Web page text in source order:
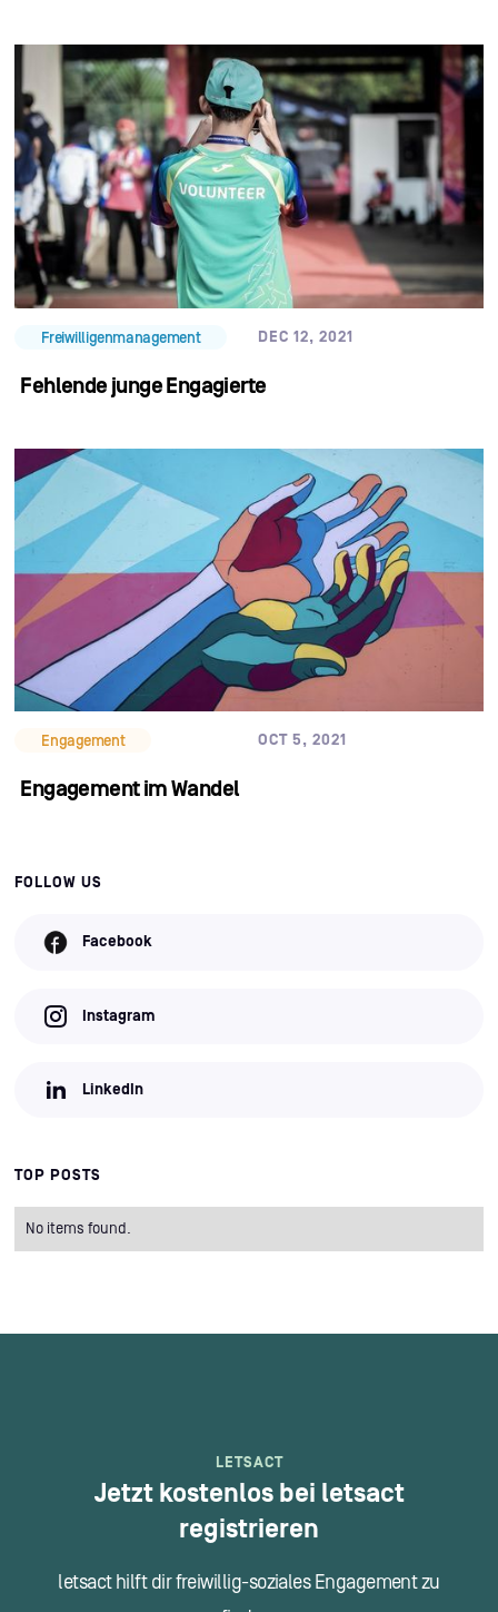
Freiwilligenmanagement DEC 12, 2021
Fehlende junge Engagierte
Engagement OCT 5, 2021
Engagement im Wandel
FOLLOW US
Facebook
Instagram
LinkedIn
TOP POSTS
No items found.
LETSACT
Jetzt kostenlos bei letsact
registrieren
letsact hilft dir freiwillig-soziales Engagement zu